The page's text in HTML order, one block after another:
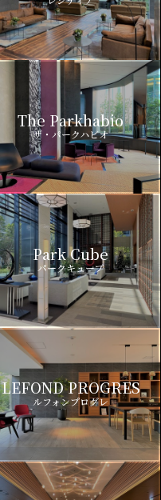
The Parkhabio
ザ・パークハビオ
Park Cube
パークキューブ
LEFOND PROGRES
ルフォンプログレ